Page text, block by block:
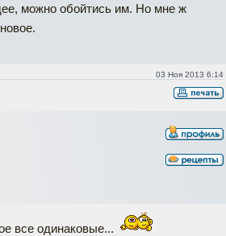
можно обойтись им. Но мне ж
03 Ноя 2013 6:14
все одинаковые...